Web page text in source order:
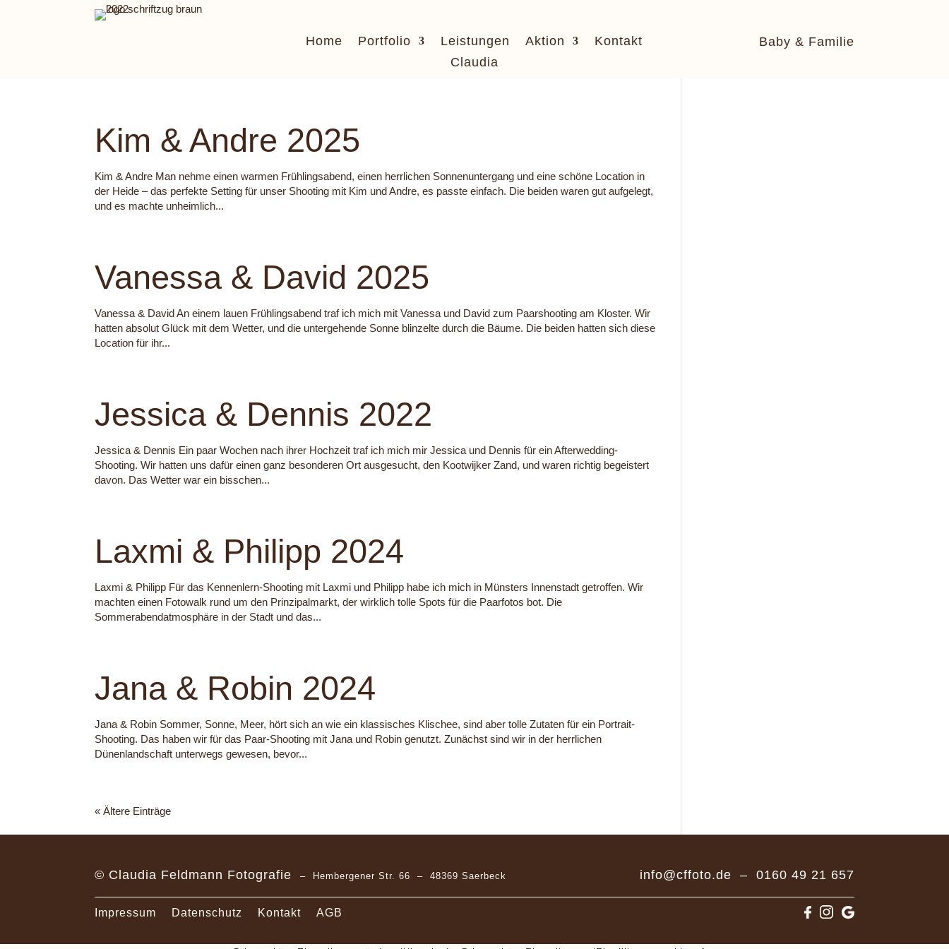
Home Portfolio Leistungen Aktion
Kontakt
Claudia
Baby & Familie
Kim & Andre 2025
Kim & Andre Man nehme einen warmen Frühlingsabend, einen herrlichen Sonnenuntergang und eine schöne Location in
der Heide – das perfekte Setting für unser Shooting mit Kim und Andre, es passte einfach. Die beiden waren gut aufgelegt,
und es machte unheimlich...
Vanessa & David 2025
Vanessa & David An einem lauen Frühlingsabend traf ich mich mit Vanessa und David zum Paarshooting am Kloster. Wir
hatten absolut Glück mit dem Wetter, und die untergehende Sonne blinzelte durch die Bäume. Die beiden hatten sich diese
Location für ihr...
Jessica & Dennis 2022
Jessica & Dennis Ein paar Wochen nach ihrer Hochzeit traf ich mich mir Jessica und Dennis für ein Afterwedding-
Shooting. Wir hatten uns dafür einen ganz besonderen Ort ausgesucht, den Kootwijker Zand, und waren richtig begeistert
davon. Das Wetter war ein bisschen...
Laxmi & Philipp 2024
Laxmi & Philipp Für das Kennenlern-Shooting mit Laxmi und Philipp habe ich mich in Münsters Innenstadt getroffen. Wir
machten einen Fotowalk rund um den Prinzipalmarkt, der wirklich tolle Spots für die Paarfotos bot. Die
Sommerabendatmosphäre in der Stadt und das...
Jana & Robin 2024
Jana & Robin Sommer, Sonne, Meer, hört sich an wie ein klassisches Klischee, sind aber tolle Zutaten für ein Portrait-
Shooting. Das haben wir für das Paar-Shooting mit Jana und Robin genutzt. Zunächst sind wir in der herrlichen
Dünenlandschaft unterwegs gewesen, bevor...
« Ältere Einträge
© Claudia Feldmann Fotografie– Hembergener Str. 66 – 48369 Saerbeck info@cffoto.de – 0160 49 21 657
Impressum Datenschutz Kontakt AGB